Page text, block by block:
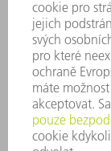
SHODA
SYSTÉM
SECURITY
TISKOVÉ ZPRÁVY
MAGAZÍN
UDRŽITELNOST
ŽIVOTNÍ
SOCIÁLNÍ TÉMA
VEDENÍ FIRMY